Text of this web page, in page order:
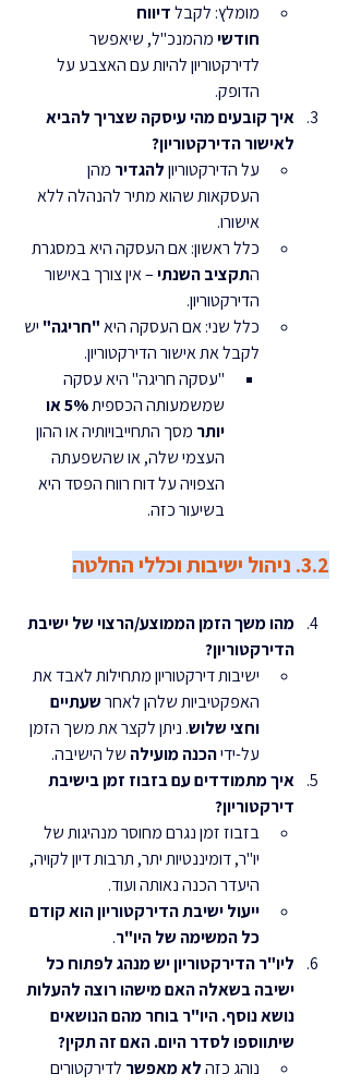
מומלץ: לקבל דיווח
חודשי מהמנכ"ל, שיאפשר
לדירקטוריון להיות עם האצבע על
הדופק.
איך קובעים מהי עיסקה שצריך להביא
לאישור הדירקטוריון?
על הדירקטוריון להגדיר מהן
העסקאות שהוא מתיר להנהלה ללא
אישורו.
כלל ראשון: אם העסקה היא במסגרת
התקציב השנתי – אין צורך באישור
הדירקטוריון.
כלל שני: אם העסקה היא "חריגה" יש
לקבל את אישור הדירקטוריון.
"עסקה חריגה" היא עסקה
שמשמעותה הכספית
5% או
יותר מסך התחייבויותיה או ההון
העצמי שלה, או שהשפעתה
הצפויה על דוח רווח הפסד היא
בשיעור כזה.
3.2. ניהול ישיבות וכללי החלטה
מהו משך הזמן הממוצע/הרצוי של ישיבת
הדירקטוריון?
ישיבות דירקטוריון מתחילות לאבד את
האפקטיביות שלהן לאחר שעתיים
וחצי שלוש. ניתן לקצר את משך הזמן
על-ידי הכנה מועילה של הישיבה.
איך מתמודדים עם בזבוז זמן בישיבת
דירקטוריון?
בזבוז זמן נגרם מחוסר מנהיגות של
יו"ר, דומיננטיות יתר, תרבות דיון לקויה,
היעדר הכנה נאותה ועוד.
ייעול ישיבת הדירקטוריון הוא קודם
כל המשימה של היו"ר.
ליו"ר הדירקטוריון יש מנהג לפתוח כל
ישיבה בשאלה האם מישהו רוצה להעלות
נושא נוסף. היו"ר בוחר מהם הנושאים
שיתווספו לסדר היום. האם זה תקין?
נוהג כזה לא מאפשר לדירקטורים